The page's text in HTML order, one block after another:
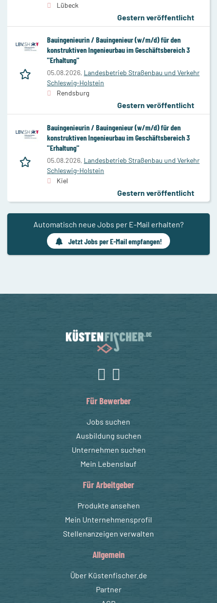
Lübeck
Gestern veröffentlicht
Bauingenieurin / Bauingenieur (w/m/d) für den
konstruktiven Ingenieurbau im Geschäftsbereich 3
"Erhaltung"
05.08.2026, Landesbetrieb Straßenbau und Verkehr
Schleswig-Holstein
Rendsburg
Gestern veröffentlicht
Bauingenieurin / Bauingenieur (w/m/d) für den
konstruktiven Ingenieurbau im Geschäftsbereich 3
"Erhaltung"
05.08.2026, Landesbetrieb Straßenbau und Verkehr
Schleswig-Holstein
Kiel
Gestern veröffentlicht
Automatisch neue Jobs per E-Mail erhalten?
Jetzt Jobs per E-Mail empfangen!
Für Bewerber
Jobs suchen
Ausbildung suchen
Unternehmen suchen
Mein Lebenslauf
Für Arbeitgeber
Produkte ansehen
Mein Unternehmensprofil
Stellenanzeigen verwalten
Allgemein
Über Küstenfischer.de
Partner